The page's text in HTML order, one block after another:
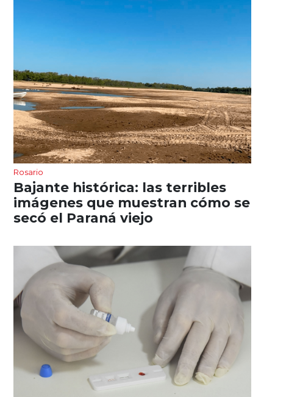
Rosario
Bajante histórica: las terribles
imágenes que muestran cómo se
secó el Paraná viejo